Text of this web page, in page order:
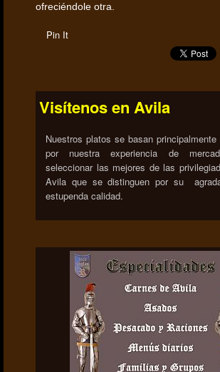
ofreciéndole otra.
Pin It
Visítenos en Avila
Nuestros platos se basan
por nuestra experiencia de
seleccionar las mejores de las
Avila que se distinguen por su
estupenda calidad.